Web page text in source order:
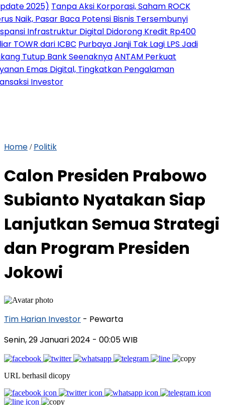
Tanpa Aksi Korporasi, Saham ROCK
Pasar Baca Potensi Bisnis Tersembunyi
Digital Didorong Kredit Rp400
dari ICBCPurbaya Janji Tak Lagi LPS Jadi
Bank SeenaknyaANTAM Perkuat
Digital, Tingkatkan Pengalaman
Investor
Home / Politik
Calon Presiden Prabowo
Subianto Nyatakan Siap
Lanjutkan Semua Strategi
dan Program Presiden
Jokowi
Tim Harian Investor - Pewarta
Senin, 29 Januari 2024 - 00:05 WIB
URL berhasil dicopy